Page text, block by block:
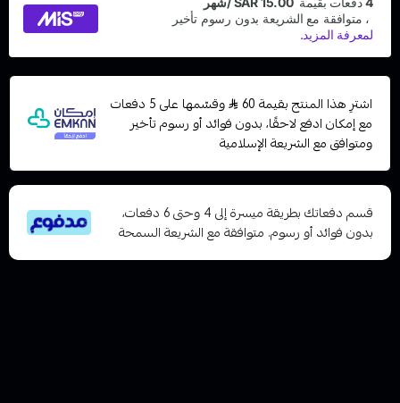
اشترِ هذا المنتج بقيمة 60
وقسّمها على 5 دفعات
مع إمكان ادفع لاحقًا، بدون فوائد أو رسوم تأخير
ومتوافق مع الشريعة الإسلامية
قسم دفعاتك بطريقة ميسرة إلى 4 وحتى 6 دفعات،
بدون فوائد أو رسوم. متوافقة مع الشريعة السمحة